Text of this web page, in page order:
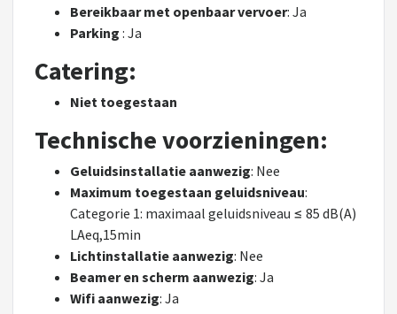
Bereikbaar met openbaar vervoer: Ja
Parking : Ja
Catering:
Niet toegestaan
Technische voorzieningen:
Geluidsinstallatie aanwezig: Nee
Maximum toegestaan geluidsniveau:
Categorie 1: maximaal geluidsniveau ≤ 85 dB(A)
LAeq,15min
Lichtinstallatie aanwezig: Nee
Beamer en scherm aanwezig: Ja
Wifi aanwezig: Ja